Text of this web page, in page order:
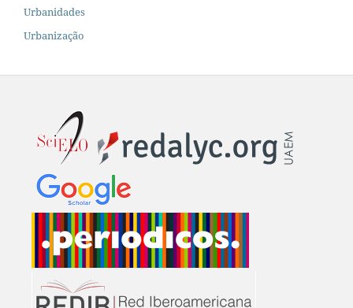
Urbanidades
Urbanização